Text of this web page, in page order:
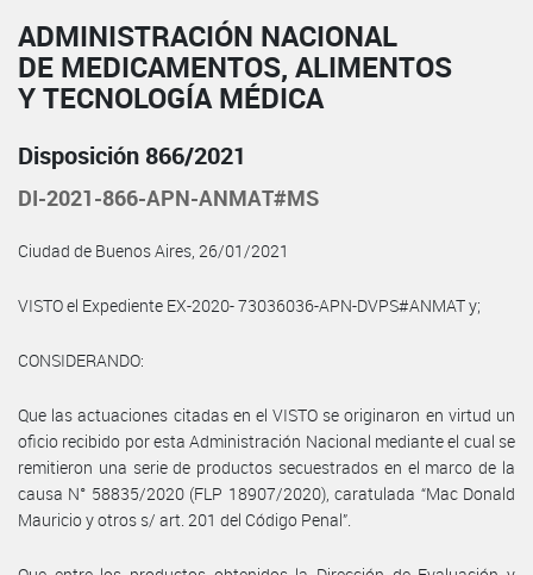
ADMINISTRACIÓN NACIONAL
DE MEDICAMENTOS, ALIMENTOS
Y TECNOLOGÍA MÉDICA
Disposición 866/2021
DI-2021-866-APN-ANMAT#MS
Ciudad de Buenos Aires, 26/01/2021
VISTO el Expediente EX-2020- 73036036-APN-DVPS#ANMAT y;
CONSIDERANDO:
Que las actuaciones citadas en el VISTO se originaron en virtud un
oficio recibido por esta Administración Nacional mediante el cual se
remitieron una serie de productos secuestrados en el marco de la
causa N° 58835/2020 (FLP 18907/2020), caratulada “Mac Donald
Mauricio y otros s/ art. 201 del Código Penal”.